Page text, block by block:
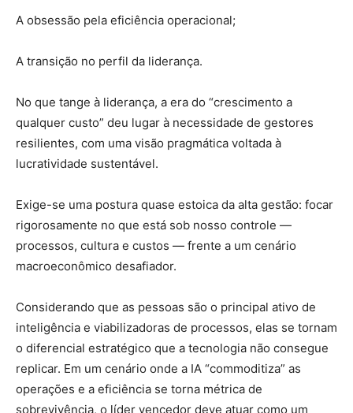
A obsessão pela eficiência operacional;
A transição no perfil da liderança.
No que tange à liderança, a era do “crescimento a
qualquer custo” deu lugar à necessidade de gestores
resilientes, com uma visão pragmática voltada à
lucratividade sustentável.
Exige-se uma postura quase estoica da alta gestão: focar
rigorosamente no que está sob nosso controle —
processos, cultura e custos — frente a um cenário
macroeconômico desafiador.
Considerando que as pessoas são o principal ativo de
inteligência e viabilizadoras de processos, elas se tornam
o diferencial estratégico que a tecnologia não consegue
replicar. Em um cenário onde a IA “commoditiza” as
operações e a eficiência se torna métrica de
sobrevivência, o líder vencedor deve atuar como um